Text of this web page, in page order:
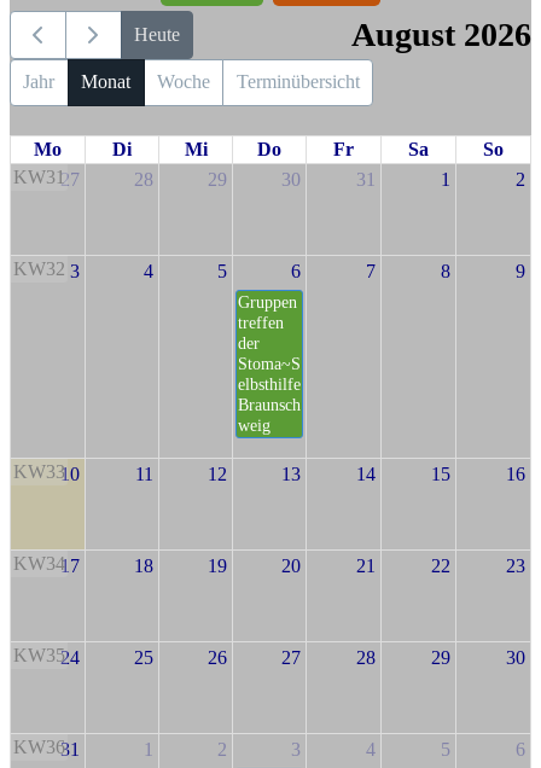
Heute August 2026
Jahr Monat Woche Terminübersicht
Mo Di Mi Do Fr Sa
So
KW3127 28 29 30 31 1 2
KW32 3 4 5 6
Gruppen
treffen
der
Stoma~S
elbsthilfe
Braunsch
weig
7 8 9
KW3310 11 12 13 14 15 16
KW3417 18 19 20 21 22 23
KW3524 25 26 27 28 29 30
KW3631 1 2 3 4 5 6